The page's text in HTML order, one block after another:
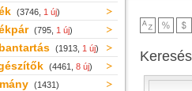
(3746, 1 új)
(795, 1 új)
(1913, 1 új)
(4461, 8 új)
(1431)